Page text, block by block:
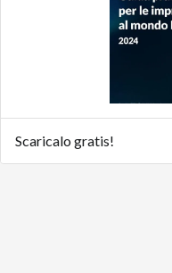
Scaricalo gratis!